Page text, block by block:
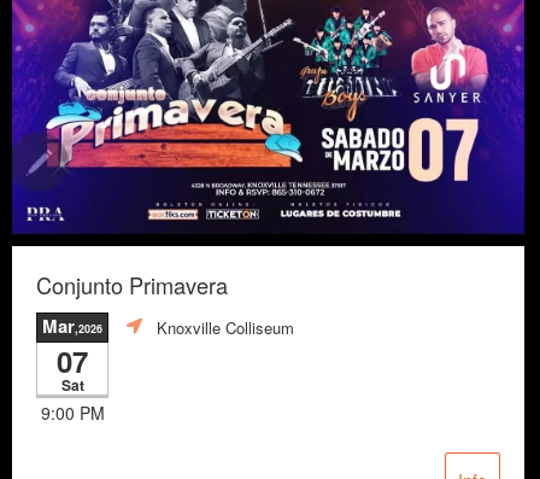
Conjunto Primavera
Mar,2026
07
Sat
9:00 PM
Knoxville Colliseum